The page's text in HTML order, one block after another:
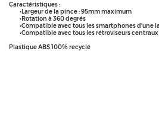
Caractéristiques :
•Largeur de la pince : 95mm maximum
•Rotation à 360 degrés
•Compatible avec tous les smartphones d’une
•Compatible avec tous les rétroviseurs centraux
Plastique ABS 100% recyclé